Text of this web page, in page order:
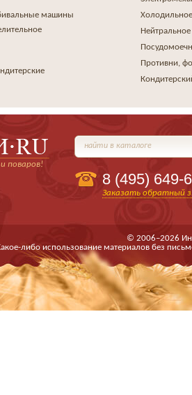
машины
Противни,
поваров!
найти в каталоге
8 (495) 649-
Заказать обратный
© 2006–2026
либо использование материалов без